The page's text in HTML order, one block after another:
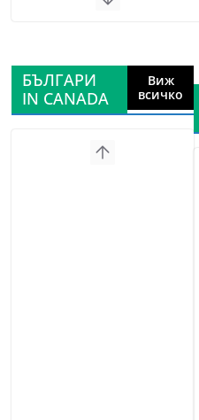
БЪЛГАРИ
IN CANADA
Виж
всичко